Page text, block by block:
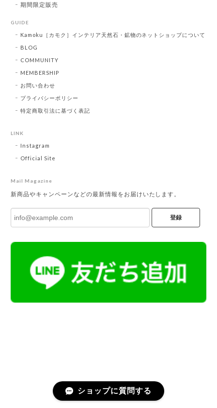
期間限定販売
GUIDE
Kamoku［カモク］インテリア天然石・鉱物のネットショップについて
BLOG
COMMUNITY
MEMBERSHIP
お問い合わせ
プライバシーポリシー
特定商取引法に基づく表記
LINK
Instagram
Official Site
Mail Magazine
新商品やキャンペーンなどの最新情報をお届けいたします。
登録
ショップに質問する